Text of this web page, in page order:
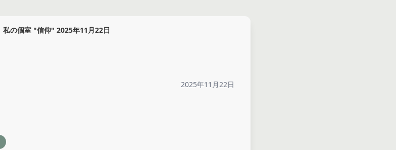
私の個室 "信仰" 2025年11月22日
2025年11月22日